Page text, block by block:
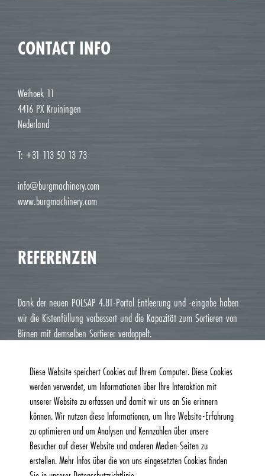
CONTACT INFO
Weihoek 11
4416 PX Kruiningen
Nederland
T: +31 113 50 13 73
info@burgmachinery.com
www.burgmachinery.com
REFERENZEN
Dank der neuen POLSAP 4.81-Portal Entleerung und -eingabe haben
wir die Kistenfüllung verbessert und die Kapazität zum Sortieren von
Birnen mit demselben Sortierer verdoppelt.
Diese Website speichert Cookies auf Ihrem Computer. Diese Cookies
werden verwendet, um Informationen über Ihre Interaktion mit
unserer Website zu erfassen und damit wir uns an Sie erinnern
können. Wir nutzen diese Informationen, um Ihre Website-Erfahrung
zu optimieren und um Analysen und Kennzahlen über unsere
Besucher auf dieser Website und anderen Medien-Seiten zu
erstellen. Mehr Infos über die von uns eingesetzten Cookies finden